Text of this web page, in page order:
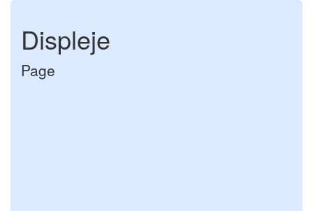
Displeje
Page